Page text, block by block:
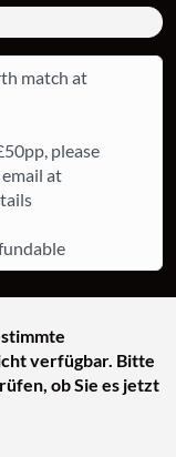
match at
please
at
verfügbar. Bitte
ob Sie es jetzt